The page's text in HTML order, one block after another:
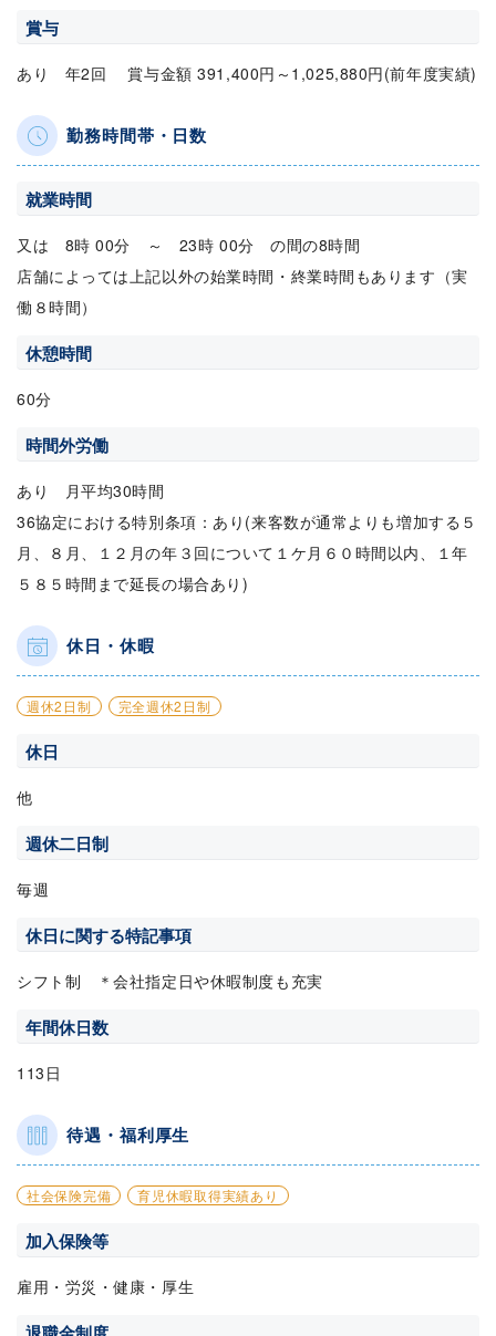
賞与
あり 年2回 賞与金額 391,400円～1,025,880円(前年度実績)
勤務時間帯・日数
就業時間
又は 8時 00分 ～ 23時 00分 の間の8時間
店舗によっては上記以外の始業時間・終業時間もあります（実
働８時間）
休憩時間
60分
時間外労働
あり 月平均30時間
36協定における特別条項：あり(来客数が通常よりも増加する５
月、８月、１２月の年３回について１ケ月６０時間以内、１年
５８５時間まで延長の場合あり)
休日・休暇
週休2日制 完全週休2日制
休日
他
週休二日制
毎週
休日に関する特記事項
シフト制 ＊会社指定日や休暇制度も充実
年間休日数
113日
待遇・福利厚生
社会保険完備 育児休暇取得実績あり
加入保険等
雇用・労災・健康・厚生